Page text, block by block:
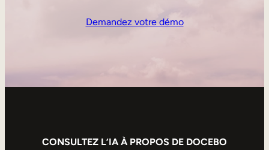
Demandez votre démo
CONSULTEZ L’IA À PROPOS DE DOCEBO